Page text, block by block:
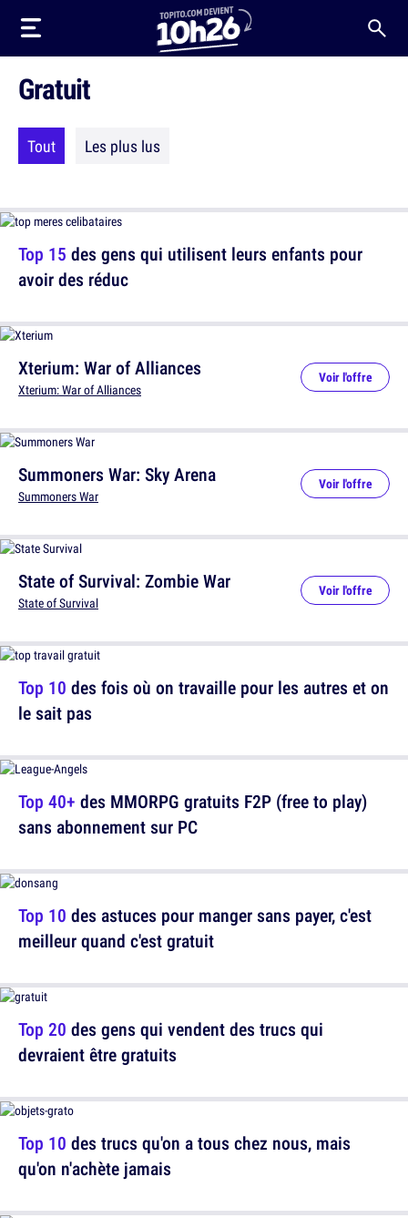
Gratuit
Tout Les plus lus
Top 15 des gens qui utilisent leurs enfants pour
avoir des réduc
Xterium: War of Alliances
Xterium: War of Alliances
Voir l'offre
State of Survival: Zombie War
State of Survival
Voir l'offre
Top 40+ des MMORPG gratuits F2P (free to play)
sans abonnement sur PC
Top 20 des gens qui vendent des trucs qui
devraient être gratuits
Summoners War: Sky Arena
Summoners War
Voir l'offre
Top 10 des fois où on travaille pour les autres et on
le sait pas
Top 10 des astuces pour manger sans payer, c'est
meilleur quand c'est gratuit
Top 10 des trucs qu'on a tous chez nous, mais
qu'on n'achète jamais